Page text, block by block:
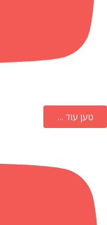
טען עוד ...